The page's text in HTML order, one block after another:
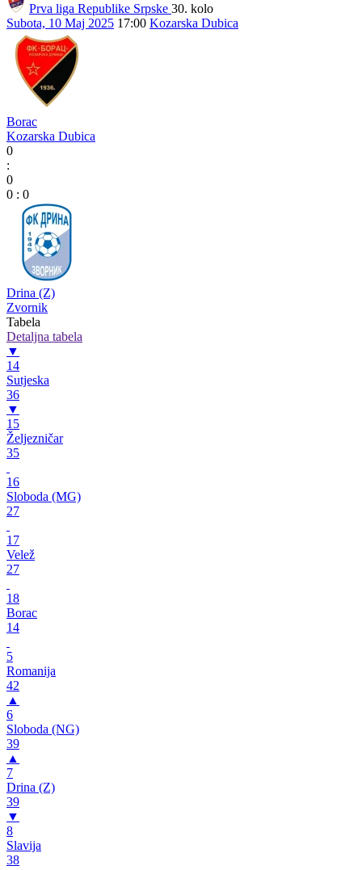
Prva liga Republike Srpske 30. kolo
Subota, 10 Maj 2025 17:00 Kozarska Dubica
Borac
Kozarska Dubica
0
:
0
0 : 0
Drina (Z)
Zvornik
Tabela
Detaljna tabela
▼
14
Sutjeska
36
▼
15
Željezničar
35
16
Sloboda (MG)
27
17
Velež
27
18
Borac
14
5
Romanija
42
▲
6
Sloboda (NG)
39
▲
7
Drina (Z)
39
▼
8
Slavija
38